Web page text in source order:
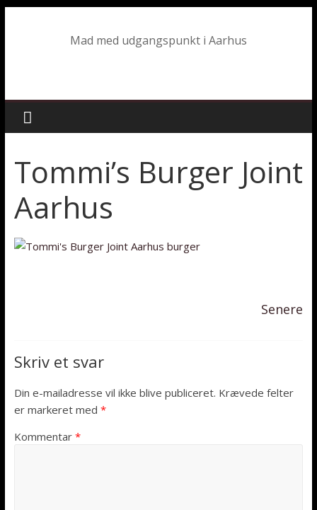
Mad med udgangspunkt i Aarhus
Tommi’s Burger Joint
Aarhus
Senere
Skriv et svar
Din e-mailadresse vil ikke blive publiceret. Krævede felter
er markeret med *
Kommentar *